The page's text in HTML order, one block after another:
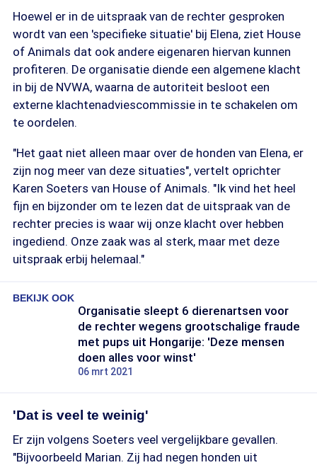
Hoewel er in de uitspraak van de rechter gesproken
wordt van een 'specifieke situatie' bij Elena, ziet House
of Animals dat ook andere eigenaren hiervan kunnen
profiteren. De organisatie diende een algemene klacht
in bij de NVWA, waarna de autoriteit besloot een
externe klachtenadviescommissie in te schakelen om
te oordelen.
"Het gaat niet alleen maar over de honden van Elena, er
zijn nog meer van deze situaties", vertelt oprichter
Karen Soeters van House of Animals. "Ik vind het heel
fijn en bijzonder om te lezen dat de uitspraak van de
rechter precies is waar wij onze klacht over hebben
ingediend. Onze zaak was al sterk, maar met deze
uitspraak erbij helemaal."
BEKIJK OOK
Organisatie sleept 6 dierenartsen voor
de rechter wegens grootschalige fraude
met pups uit Hongarije: 'Deze mensen
doen alles voor winst'
06 mrt 2021
'Dat is veel te weinig'
Er zijn volgens Soeters veel vergelijkbare gevallen.
"Bijvoorbeeld Marian. Zij had negen honden uit